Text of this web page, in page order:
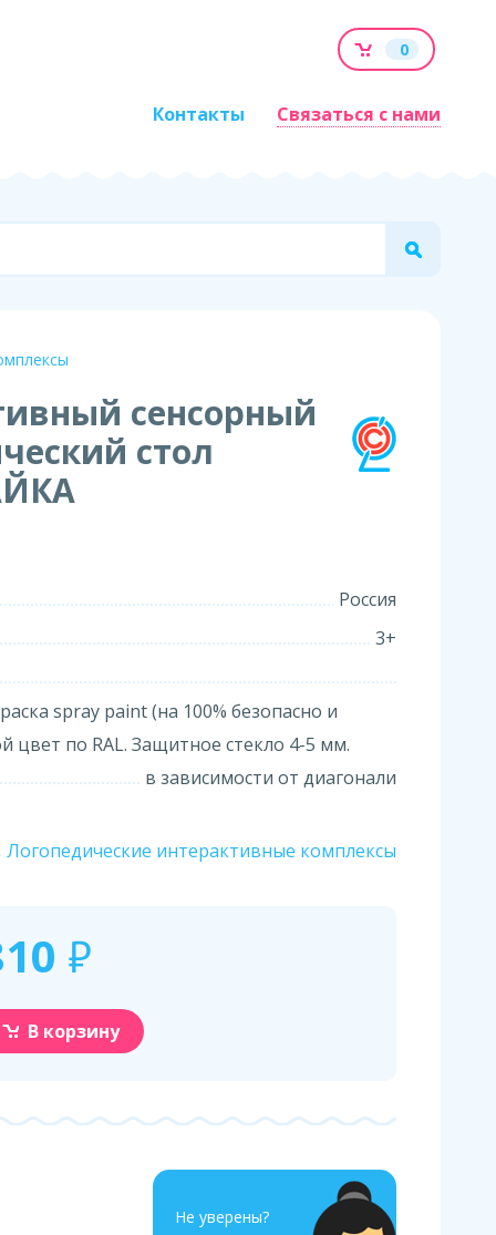
0
Контакты Связаться с нами
сенсорный
стол
Россия
3+
spray paint (на 100% безопасно и
цвет по RAL. Защитное стекло 4-5 мм.
в зависимости от диагонали
Логопедические интерактивные комплексы
₽
В корзину
Не уверены?